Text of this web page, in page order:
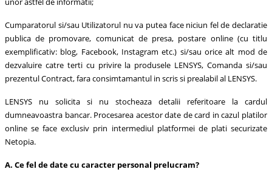
Cumparatorul si/sau Utilizatorul nu va putea face niciun fel de declaratie
publica de promovare, comunicat de presa, postare online (cu titlu
exemplificativ: blog, Facebook, Instagram etc.) si/sau orice alt mod de
dezvaluire catre terti cu privire la produsele LENSYS, Comanda si/sau
prezentul Contract, fara consimtamantul in scris si prealabil al LENSYS.
LENSYS nu solicita si nu stocheaza detalii referitoare la cardul
dumneavoastra bancar. Procesarea acestor date de card in cazul platilor
online se face exclusiv prin intermediul platformei de plati securizate
Netopia.
A. Ce fel de date cu caracter personal prelucram?